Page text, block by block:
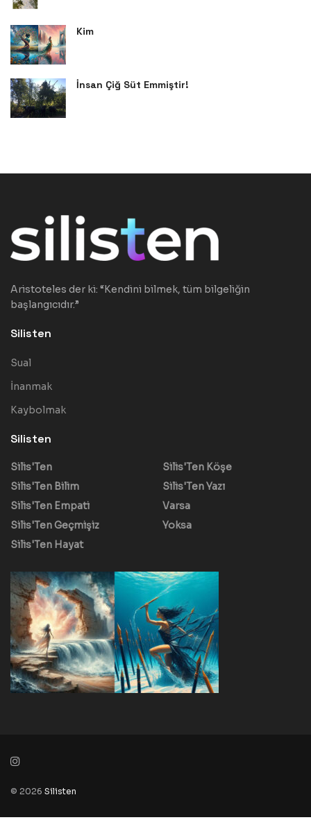
Kim
İnsan Çiğ Süt Emmiştir!
Aristoteles der ki: “Kendini bilmek, tüm bilgeliğin
başlangıcıdır.”
Silisten
Sual
İnanmak
Kaybolmak
Silisten
Silis'Ten
Silis'Ten Bilim
Silis'Ten Empati
Silis'Ten Geçmişiz
Silis'Ten Hayat
Silis'Ten Köşe
Silis'Ten Yazı
Varsa
Yoksa
© 2026 Silisten